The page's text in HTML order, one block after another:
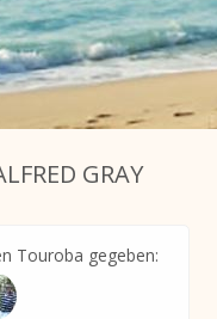
GRAY
Touroba gegeben: